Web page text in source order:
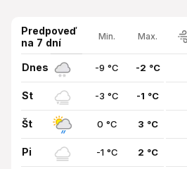
Predpoveď
na 7 dní
Min. Max.
Dnes -9 °C -2 °C
St -3 °C -1 °C
Št 0 °C 3 °C
Pi -1 °C 2 °C